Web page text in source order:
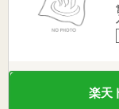
楽天